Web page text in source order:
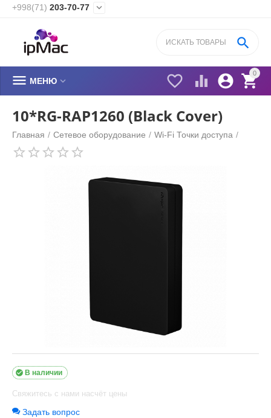
+998(71) 203-70-77 
0


 

 МЕНЮ 
10*RG-RAP1260 (Black Cover)
Главная / Сетевое оборудование / Wi-Fi Точки доступа /
В наличии

Свяжитесь с нами насчёт цены
Задать вопрос